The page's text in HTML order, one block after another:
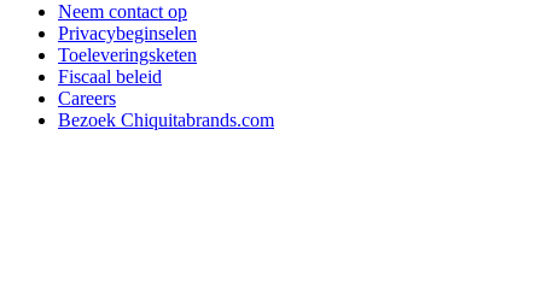
Neem contact op
Privacybeginselen
Toeleveringsketen
Fiscaal beleid
Careers
Bezoek Chiquitabrands.com